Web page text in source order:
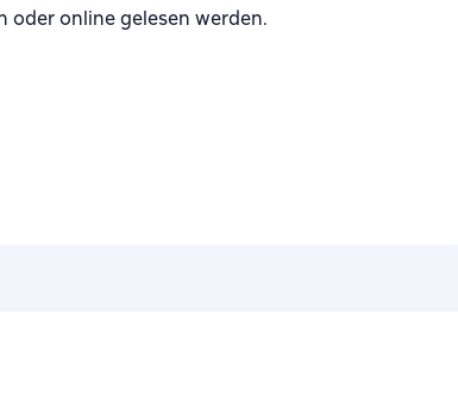
oder online gelesen werden.